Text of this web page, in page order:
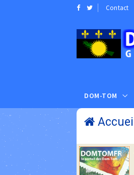
Contact
DOM-TOM
Accueil